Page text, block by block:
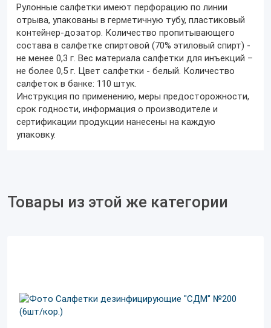
Рулонные салфетки имеют перфорацию по линии
отрыва, упакованы в герметичную тубу, пластиковый
контейнер-дозатор. Количество пропитывающего
состава в салфетке спиртовой (70% этиловый спирт) -
не менее 0,3 г. Вес материала салфетки для инъекций –
не более 0,5 г. Цвет салфетки - белый. Количество
салфеток в банке: 110 штук.
Инструкция по применению, меры предосторожности,
срок годности, информация о производителе и
сертификации продукции нанесены на каждую
упаковку.
Товары из этой же категории